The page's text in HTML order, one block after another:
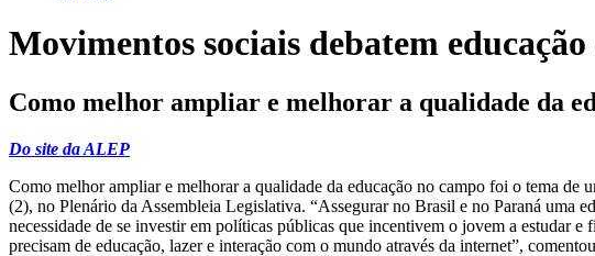
Movimentos sociais debatem
Como melhor ampliar e melhorar a qualidade da
Do site da ALEP
Como melhor ampliar e melhorar a qualidade da educação no campo foi o tema de
(2), no Plenário da Assembleia Legislativa. “Assegurar no Brasil e no Paraná uma
necessidade de se investir em políticas públicas que incentivem o jovem a estudar
precisam de educação, lazer e interação com o mundo através da internet”,